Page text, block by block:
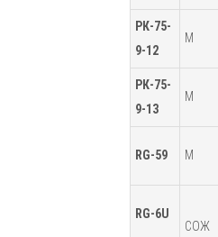
РК-75-
9-12
М
РК-75-
9-13
М
RG-59 М
RG-6U
СОЖ